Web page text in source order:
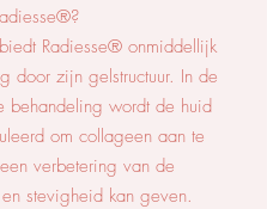
Radiesse® onmiddellijk
door zijn gelstructuur. In de
behandeling wordt de huid
om collageen aan te
verbetering van de
en stevigheid kan geven.